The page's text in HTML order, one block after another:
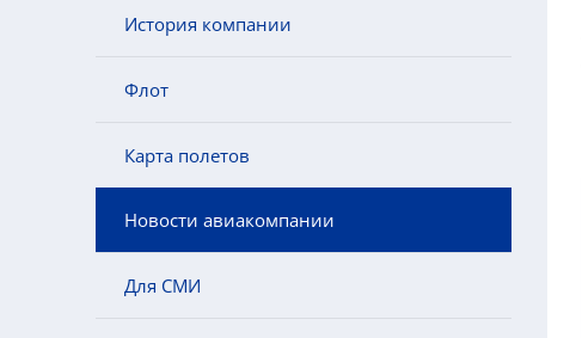
История компании
Флот
Карта полетов
Новости авиакомпании
Для СМИ